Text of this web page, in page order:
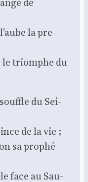
la pre­
triomphe du
du Sei­
de la vie ;
sa pro­phé­
face au Sau­